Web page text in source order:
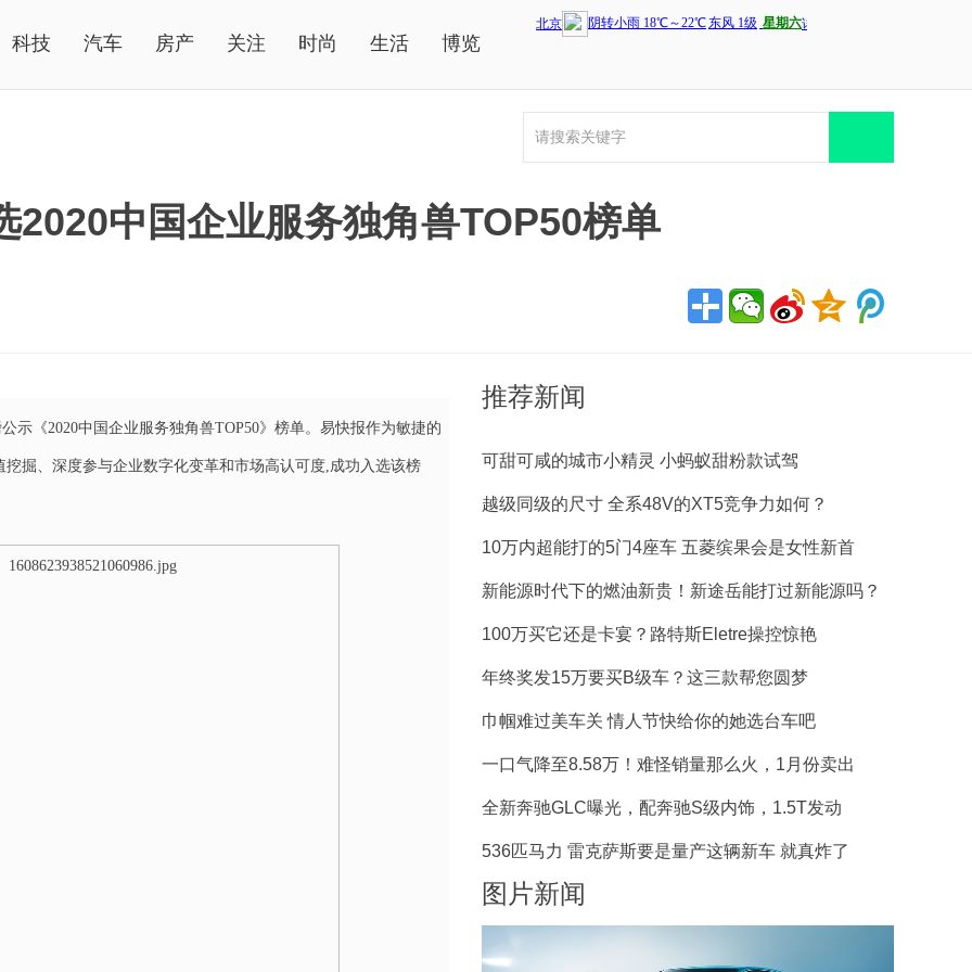
科技 汽车 房产 关注 时尚 生活 博览
2020中国企业服务独角兽TOP50榜单
示《2020中国企业服务独角兽TOP50》榜单。易快报作为敏捷的
掘、深度参与企业数字化变革和市场高认可度,成功入选该榜
推荐新闻
可甜可咸的城市小精灵 小蚂蚁甜粉款试驾
越级同级的尺寸 全系48V的XT5竞争力如何？
10万内超能打的5门4座车 五菱缤果会是女性新首
新能源时代下的燃油新贵！新途岳能打过新能源吗？
100万买它还是卡宴？路特斯Eletre操控惊艳
年终奖发15万要买B级车？这三款帮您圆梦
巾帼难过美车关 情人节快给你的她选台车吧
一口气降至8.58万！难怪销量那么火，1月份卖出
全新奔驰GLC曝光，配奔驰S级内饰，1.5T发动
536匹马力 雷克萨斯要是量产这辆新车 就真炸了
图片新闻